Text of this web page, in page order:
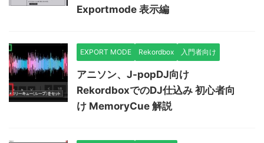
Exportmode 表示編
EXPORT MODE Rekordbox 入門者向け
アニソン、J-popDJ向け
RekordboxでのDJ仕込み 初心者向
け MemoryCue 解説